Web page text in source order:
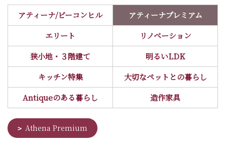
アティーナ/ビーコンヒル
アティーナプレミアム
エリート
リノベーション
狭小地・３階建て
明るいLDK
キッチン特集
大切なペットとの暮らし
Antiqueのある暮らし
造作家具
Athena Premium